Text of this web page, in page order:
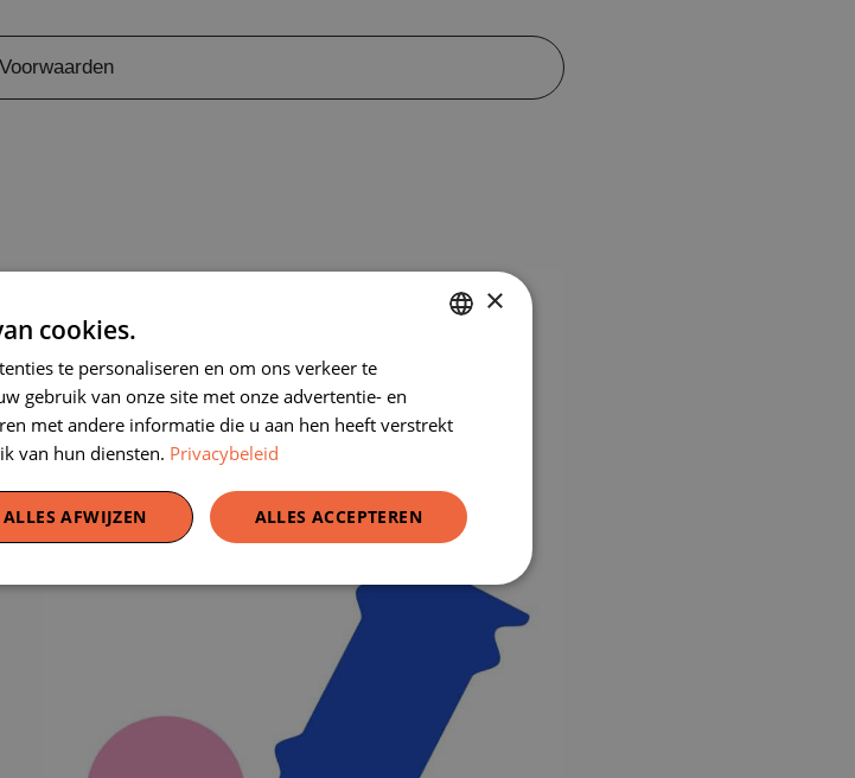
Voorwaarden
×
cookies.
te personaliseren en om ons verkeer te
gebruik van onze site met onze advertentie- en
met andere informatie die u aan hen heeft verstrekt
van hun diensten. Privacybeleid
ALLES ACCEPTEREN
ALLES AFWIJZEN